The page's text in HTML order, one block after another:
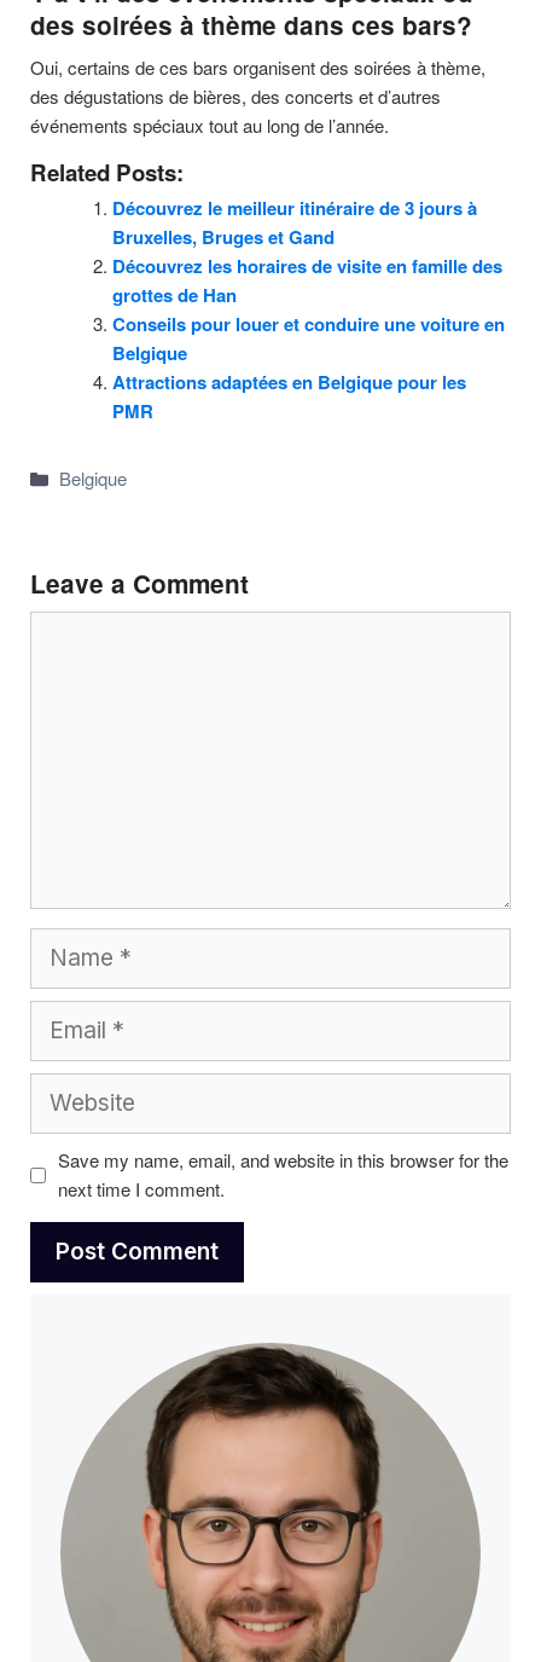
des soirées à thème dans ces bars?
Oui, certains de ces bars organisent des soirées à thème,
des dégustations de bières, des concerts et d’autres
événements spéciaux tout au long de l’année.
Related Posts:
Découvrez le meilleur itinéraire de 3 jours à
Bruxelles, Bruges et Gand
Découvrez les horaires de visite en famille des
grottes de Han
Conseils pour louer et conduire une voiture en
Belgique
Attractions adaptées en Belgique pour les
PMR
Categories
Belgique
Leave a Comment
Save my name, email, and website in this browser for the
next time I comment.